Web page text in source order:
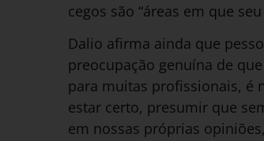
cegos são “áreas em que
Dalio afirma ainda que
preocupação genuína de
para muitas profissionais, é
estar certo, presumir que
em nossas próprias